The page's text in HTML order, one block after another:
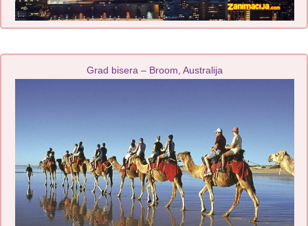
Grad bisera – Broom, Australija